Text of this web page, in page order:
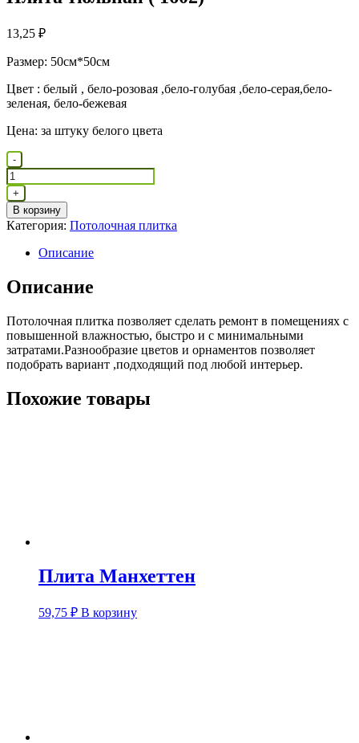
13,25 ₽
Размер: 50см*50см
Цвет : белый , бело-розовая ,бело-голубая ,бело-серая,бело-
зеленая, бело-бежевая
Цена: за штуку белого цвета
Количество
товара
Плита
тюльпан
(
1602)
-
+
В корзину
Категория: Потолочная плитка
Описание
Описание
Потолочная плитка позволяет сделать ремонт в помещениях с
повышенной влажностью, быстро и с минимальными
затратами.Разнообразие цветов и орнаментов позволяет
подобрать вариант ,подходящий под любой интерьер.
Похожие товары
Плита Манхеттен
59,75 ₽ В корзину